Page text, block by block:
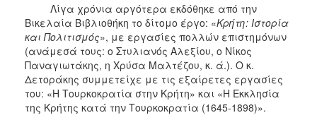
Λίγα χρόνια αργότερα εκδόθηκε από την
Βικελαία Βιβλιοθήκη το δίτομο έργο: «Κρήτη: Ιστορία
και Πολιτισμός», με εργασίες πολλών επιστημόνων
(ανάμεσά τους: ο Στυλιανός Αλεξίου, ο Νίκος
Παναγιωτάκης, η Χρύσα Μαλτέζου, κ. ά.). Ο κ.
Δετοράκης συμμετείχε με τις εξαίρετες εργασίες
του: «Η Τουρκοκρατία στην Κρήτη» και «Η Εκκλησία
της Κρήτης κατά την Τουρκοκρατία (1645-1898)».